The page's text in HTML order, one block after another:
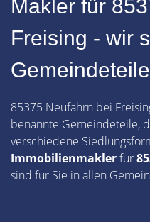
Makler für
Freising - wir
85375 Neufahrn bei
benannte Gemeindeteile,
verschiedene
Immobilienmaklerfür
sind für Sie in allen